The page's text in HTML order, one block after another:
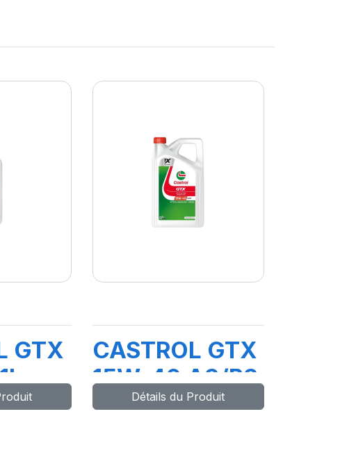
GTX
CASTROL GTX
15W-40 A3/B3
5L
Détails du Produit